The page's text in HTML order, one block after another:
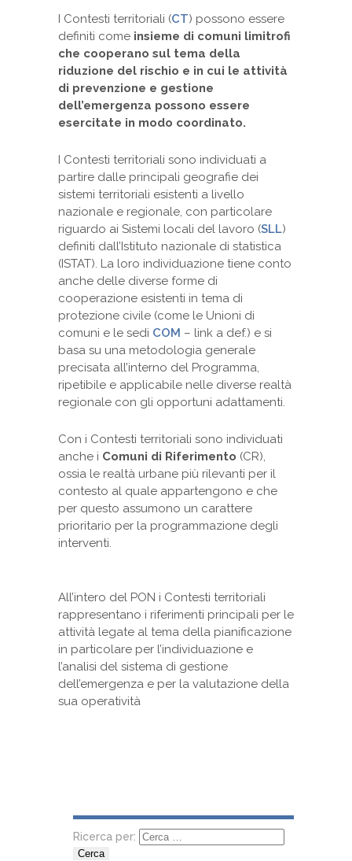
I Contesti territoriali (CT) possono essere
definiti come insieme di comuni limitrofi
che cooperano sul tema della
riduzione del rischio e in cui le attività
di prevenzione e gestione
dell’emergenza possono essere
esercitate in modo coordinato.
I Contesti territoriali sono individuati a
partire dalle principali geografie dei
sistemi territoriali esistenti a livello
nazionale e regionale, con particolare
riguardo ai Sistemi locali del lavoro (SLL)
definiti dall’Istituto nazionale di statistica
(ISTAT). La loro individuazione tiene conto
anche delle diverse forme di
cooperazione esistenti in tema di
protezione civile (come le Unioni di
comuni e le sedi COM – link a def.) e si
basa su una metodologia generale
precisata all’interno del Programma,
ripetibile e applicabile nelle diverse realtà
regionale con gli opportuni adattamenti.
Con i Contesti territoriali sono individuati
anche i Comuni di Riferimento (CR),
ossia le realtà urbane più rilevanti per il
contesto al quale appartengono e che
per questo assumono un carattere
prioritario per la programmazione degli
interventi.
All’intero del PON i Contesti territoriali
rappresentano i riferimenti principali per le
attività legate al tema della pianificazione
in particolare per l’individuazione e
l’analisi del sistema di gestione
dell’emergenza e per la valutazione della
sua operatività
Ricerca per: